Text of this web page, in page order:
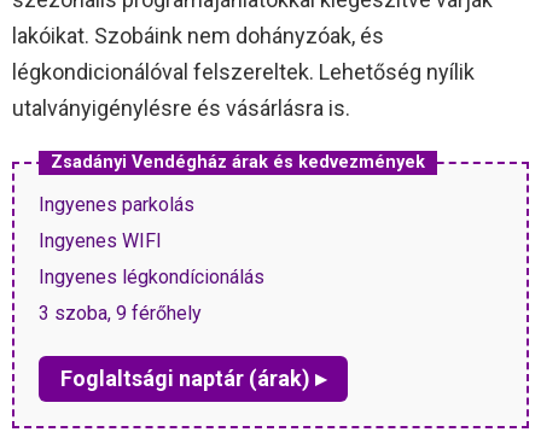
lakóikat. Szobáink nem dohányzóak, és
légkondicionálóval felszereltek. Lehetőség nyílik
utalványigénylésre és vásárlásra is.
Zsadányi Vendégház árak és kedvezmények
Ingyenes parkolás
Ingyenes WIFI
Ingyenes légkondícionálás
3 szoba, 9 férőhely
Foglaltsági naptár (árak) ▸